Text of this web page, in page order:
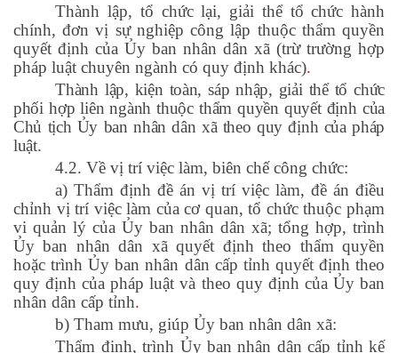
Thành lập, tổ chức lại, giải thể tổ chức hành
chính, đơn vị sự nghiệp công lập thuộc thẩm quyền
quyết định của Ủy ban nhân dân xã (trừ trường hợp
pháp luật chuyên ngành có quy định khác).
Thành lập, kiện toàn, sáp nhập, giải thể tổ chức
phối hợp liên ngành thuộc thẩm quyền quyết định của
Chủ tịch Ủy ban nhân dân xã theo quy định của pháp
luật.
4.2. Về vị trí việc làm, biên chế công chức:
a) Thẩm định đề án vị trí việc làm, đề án điều
chỉnh vị trí việc làm của cơ quan, tổ chức thuộc phạm
vi quản lý của Ủy ban nhân dân xã; tổng hợp, trình
Ủy ban nhân dân xã quyết định theo thẩm quyền
hoặc trình Ủy ban nhân dân cấp tỉnh quyết định theo
quy định của pháp luật và theo quy định của Ủy ban
nhân dân cấp tỉnh.
b) Tham mưu, giúp Ủy ban nhân dân xã:
Thẩm định, trình Ủy ban nhân dân cấp tỉnh kế